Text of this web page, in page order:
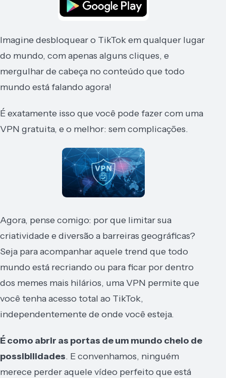
Imagine desbloquear o TikTok em qualquer lugar
do mundo, com apenas alguns cliques, e
mergulhar de cabeça no conteúdo que todo
mundo está falando agora!
É exatamente isso que você pode fazer com uma
VPN gratuita, e o melhor: sem complicações.
Agora, pense comigo: por que limitar sua
criatividade e diversão a barreiras geográficas?
Seja para acompanhar aquele trend que todo
mundo está recriando ou para ficar por dentro
dos memes mais hilários, uma VPN permite que
você tenha acesso total ao TikTok,
independentemente de onde você esteja.
É como abrir as portas de um mundo cheio de
possibilidades. E convenhamos, ninguém
merece perder aquele vídeo perfeito que está